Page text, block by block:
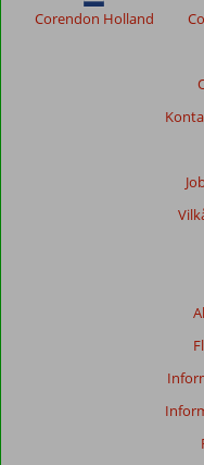
Corendon Holland